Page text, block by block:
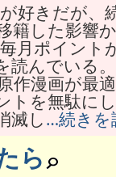
好きだが、
籍した影響
月ポイン
読んでいる
作漫画が最
トを無駄に
滅し…続きを
ら